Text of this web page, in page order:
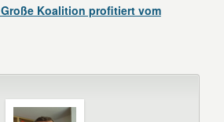
Große Koalition profitiert vom